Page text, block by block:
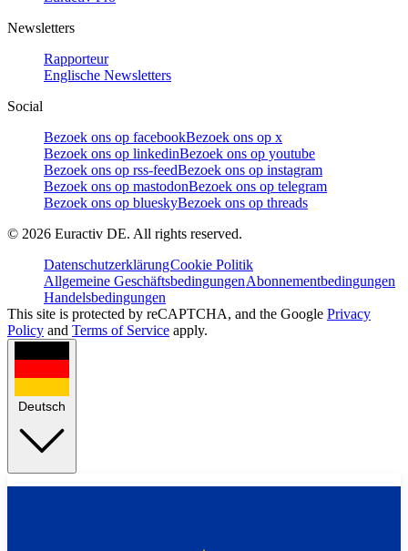
Newsletters
Rapporteur
Englische Newsletters
Social
Bezoek ons op facebookBezoek ons op x
Bezoek ons op linkedinBezoek ons op youtube
Bezoek ons op rss-feedBezoek ons op instagram
Bezoek ons op mastodonBezoek ons op telegram
Bezoek ons op blueskyBezoek ons op threads
© 2026 Euractiv DE. All rights reserved.
DatenschutzerklärungCookie Politik
Allgemeine GeschäftsbedingungenAbonnementbedingungen
Handelsbedingungen
This site is protected by reCAPTCHA, and the Google Privacy
Policy and Terms of Service apply.
Deutsch